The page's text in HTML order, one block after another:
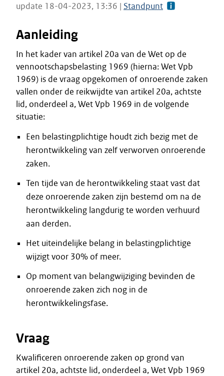
update 18-04-2023, 13:36 | Standpunt
Aanleiding
In het kader van artikel 20a van de Wet op de
vennootschapsbelasting 1969 (hierna: Wet Vpb
1969) is de vraag opgekomen of onroerende zaken
vallen onder de reikwijdte van artikel 20a, achtste
lid, onderdeel a, Wet Vpb 1969 in de volgende
situatie:
Een belastingplichtige houdt zich bezig met de
herontwikkeling van zelf verworven onroerende
zaken.
Ten tijde van de herontwikkeling staat vast dat
deze onroerende zaken zijn bestemd om na de
herontwikkeling langdurig te worden verhuurd
aan derden.
Het uiteindelijke belang in belastingplichtige
wijzigt voor 30% of meer.
Op moment van belangwijziging bevinden de
onroerende zaken zich nog in de
herontwikkelingsfase.
Vraag
Kwalificeren onroerende zaken op grond van
artikel 20a, achtste lid, onderdeel a, Wet Vpb 1969